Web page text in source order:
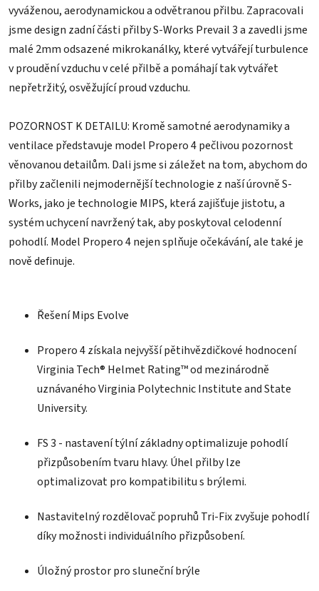
vyváženou, aerodynamickou a odvětranou přilbu. Zapracovali
jsme design zadní části přilby S-Works Prevail 3 a zavedli jsme
malé 2mm odsazené mikrokanálky, které vytvářejí turbulence
v proudění vzduchu v celé přilbě a pomáhají tak vytvářet
nepřetržitý, osvěžující proud vzduchu.
POZORNOST K DETAILU: Kromě samotné aerodynamiky a
ventilace představuje model Propero 4 pečlivou pozornost
věnovanou detailům. Dali jsme si záležet na tom, abychom do
přilby začlenili nejmodernější technologie z naší úrovně S-
Works, jako je technologie MIPS, která zajišťuje jistotu, a
systém uchycení navržený tak, aby poskytoval celodenní
pohodlí. Model Propero 4 nejen splňuje očekávání, ale také je
nově definuje.
Řešení Mips Evolve
Propero 4 získala nejvyšší pětihvězdičkové hodnocení
Virginia Tech® Helmet Rating™ od mezinárodně
uznávaného Virginia Polytechnic Institute and State
University.
FS 3 - nastavení týlní základny optimalizuje pohodlí
přizpůsobením tvaru hlavy. Úhel přilby lze
optimalizovat pro kompatibilitu s brýlemi.
Nastavitelný rozdělovač popruhů Tri-Fix zvyšuje pohodlí
díky možnosti individuálního přizpůsobení.
Úložný prostor pro sluneční brýle